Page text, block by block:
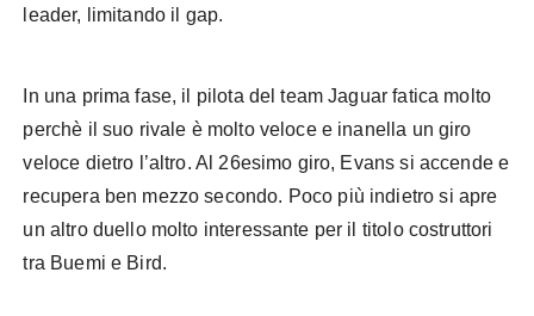
leader, limitando il gap.
In una prima fase, il pilota del team Jaguar fatica molto
perchè il suo rivale è molto veloce e inanella un giro
veloce dietro l’altro. Al 26esimo giro, Evans si accende e
recupera ben mezzo secondo. Poco più indietro si apre
un altro duello molto interessante per il titolo costruttori
tra Buemi e Bird.